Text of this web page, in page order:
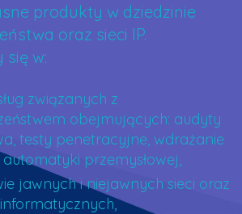
produkty w dziedzinie
oraz sieci IP.
się w:
związanych z
obejmujących: audyty
testy penetracyjne, wdrażanie
przemysłowej,
jawnych i niejawnych sieci oraz